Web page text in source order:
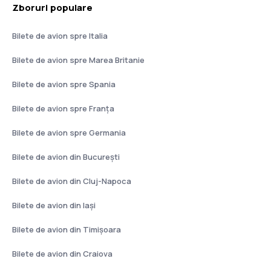
Zboruri populare
Bilete de avion spre Italia
Bilete de avion spre Marea Britanie
Bilete de avion spre Spania
Bilete de avion spre Franţa
Bilete de avion spre Germania
Bilete de avion din București
Bilete de avion din Cluj-Napoca
Bilete de avion din Iași
Bilete de avion din Timișoara
Bilete de avion din Craiova